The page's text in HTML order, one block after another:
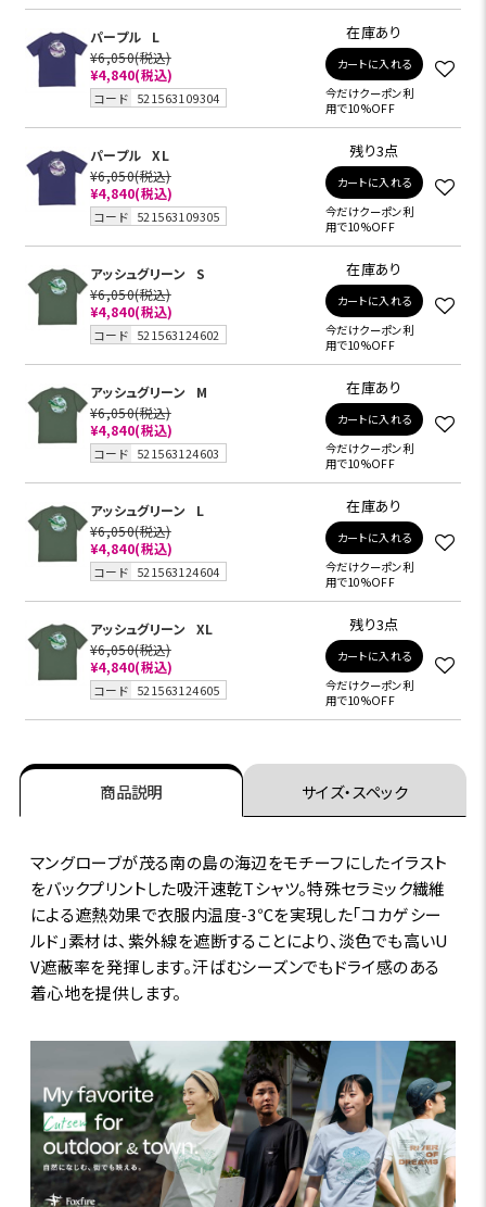
パープル
L
¥6,050(税込)
¥4,840(税込)
コード 521563109304
在庫あり
カートに入れる
今だけクーポン利
用で10%OFF
パープル
XL
¥6,050(税込)
¥4,840(税込)
コード 521563109305
残り3点
カートに入れる
今だけクーポン利
用で10%OFF
アッシュグリーン S
¥6,050(税込)
¥4,840(税込)
コード 521563124602
在庫あり
カートに入れる
今だけクーポン利
用で10%OFF
アッシュグリーン
M
¥6,050(税込)
¥4,840(税込)
コード 521563124603
在庫あり
カートに入れる
今だけクーポン利
用で10%OFF
アッシュグリーン
L
¥6,050(税込)
¥4,840(税込)
コード 521563124604
在庫あり
カートに入れる
今だけクーポン利
用で10%OFF
アッシュグリーン XL
¥6,050(税込)
¥4,840(税込)
コード 521563124605
残り3点
カートに入れる
今だけクーポン利
用で10%OFF
商品説明 サイズ・スペック
マングローブが茂る南の島の海辺をモチーフにしたイラスト
をバックプリントした吸汗速乾Tシャツ。特殊セラミック繊維
による遮熱効果で衣服内温度-3℃を実現した｢コカゲシー
ルド｣素材は、紫外線を遮断することにより、淡色でも高いU
V遮蔽率を発揮します。汗ばむシーズンでもドライ感のある
着心地を提供します。